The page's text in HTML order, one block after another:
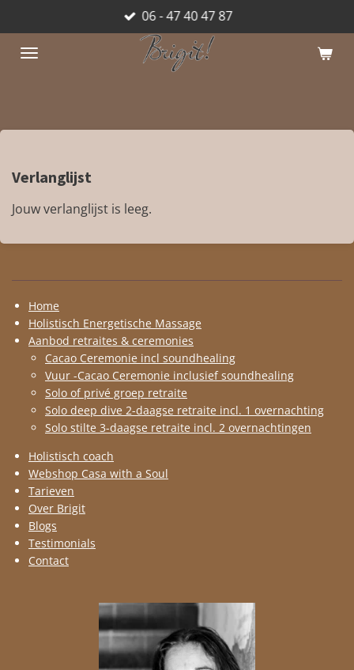
direct
naar
06 - 47 40 47 87
Verlanglijst
Jouw verlanglijst is leeg.
Home
Holistisch Energetische Massage
Aanbod retraites & ceremonies
Cacao Ceremonie incl soundhealing
Vuur -Cacao Ceremonie inclusief soundhealing
Solo of privé groep retraite
Solo deep dive 2-daagse retraite incl. 1 overnachting
Solo stilte 3-daagse retraite incl. 2 overnachtingen
Holistisch coach
Webshop Casa with a Soul
Tarieven
Over Brigit
Blogs
Testimonials
Contact